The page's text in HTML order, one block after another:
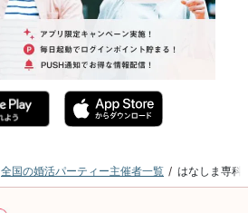
全国の婚活パーティー主催者一覧 はなしま専科